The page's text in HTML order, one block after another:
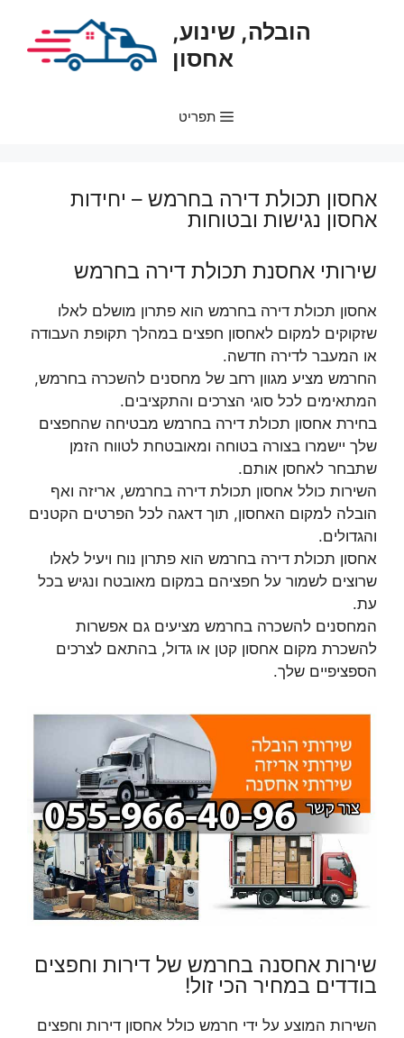
הובלה, שינוע,
אחסון
תפריט
אחסון תכולת דירה בחרמש – יחידות
אחסון נגישות ובטוחות
שירותי אחסנת תכולת דירה בחרמש
אחסון תכולת דירה בחרמש הוא פתרון מושלם לאלו
שזקוקים למקום לאחסון חפצים במהלך תקופת העבודה
או המעבר לדירה חדשה.
החרמש מציע מגוון רחב של מחסנים להשכרה בחרמש,
המתאימים לכל סוגי הצרכים והתקציבים.
בחירת אחסון תכולת דירה בחרמש מבטיחה שהחפצים
שלך יישמרו בצורה בטוחה ומאובטחת לטווח הזמן
שתבחר לאחסן אותם.
השירות כולל אחסון תכולת דירה בחרמש, אריזה ואף
הובלה למקום האחסון, תוך דאגה לכל הפרטים הקטנים
והגדולים.
אחסון תכולת דירה בחרמש הוא פתרון נוח ויעיל לאלו
שרוצים לשמור על חפציהם במקום מאובטח ונגיש בכל
עת.
המחסנים להשכרה בחרמש מציעים גם אפשרות
להשכרת מקום אחסון קטן או גדול, בהתאם לצרכים
הספציפיים שלך.
שירות אחסנה בחרמש של דירות וחפצים
בודדים במחיר הכי זול!
השירות המוצע על ידי חרמש כולל אחסון דירות וחפצים